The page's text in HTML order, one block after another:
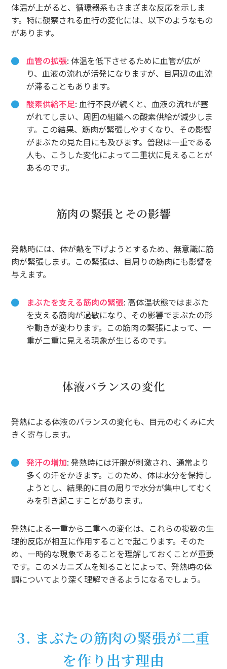
体温が上がると、循環器系もさまざまな反応を示しま
す。特に観察される血行の変化には、以下のようなもの
があります。
血管の拡張: 体温を低下させるために血管が広が
り、血液の流れが活発になりますが、目周辺の血流
が滞ることもあります。
酸素供給不足: 血行不良が続くと、血液の流れが塞
がれてしまい、周囲の組織への酸素供給が減少しま
す。この結果、筋肉が緊張しやすくなり、その影響
がまぶたの見た目にも及びます。普段は一重である
人も、こうした変化によって二重状に見えることが
あるのです。
筋肉の緊張とその影響
発熱時には、体が熱を下げようとするため、無意識に筋
肉が緊張します。この緊張は、目周りの筋肉にも影響を
与えます。
まぶたを支える筋肉の緊張: 高体温状態ではまぶた
を支える筋肉が過敏になり、その影響でまぶたの形
や動きが変わります。この筋肉の緊張によって、一
重が二重に見える現象が生じるのです。
体液バランスの変化
発熱による体液のバランスの変化も、目元のむくみに大
きく寄与します。
発汗の増加: 発熱時には汗腺が刺激され、通常より
多くの汗をかきます。このため、体は水分を保持し
ようとし、結果的に目の周りで水分が集中してむく
みを引き起こすことがあります。
発熱による一重から二重への変化は、これらの複数の生
理的反応が相互に作用することで起こります。そのた
め、一時的な現象であることを理解しておくことが重要
です。このメカニズムを知ることによって、発熱時の体
調についてより深く理解できるようになるでしょう。
3. まぶたの筋肉の緊張が二重
を作り出す理由